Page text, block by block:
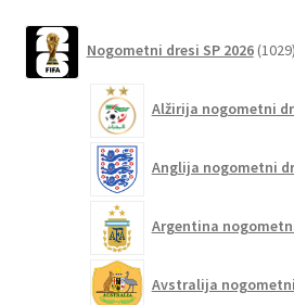
Nogometni dresi SP 2026 1029
Alžirija nogometni
Anglija nogometni
Argentina
Avstralija nogometni